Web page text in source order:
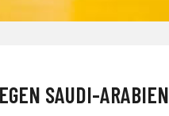
SAUDI-ARABIEN